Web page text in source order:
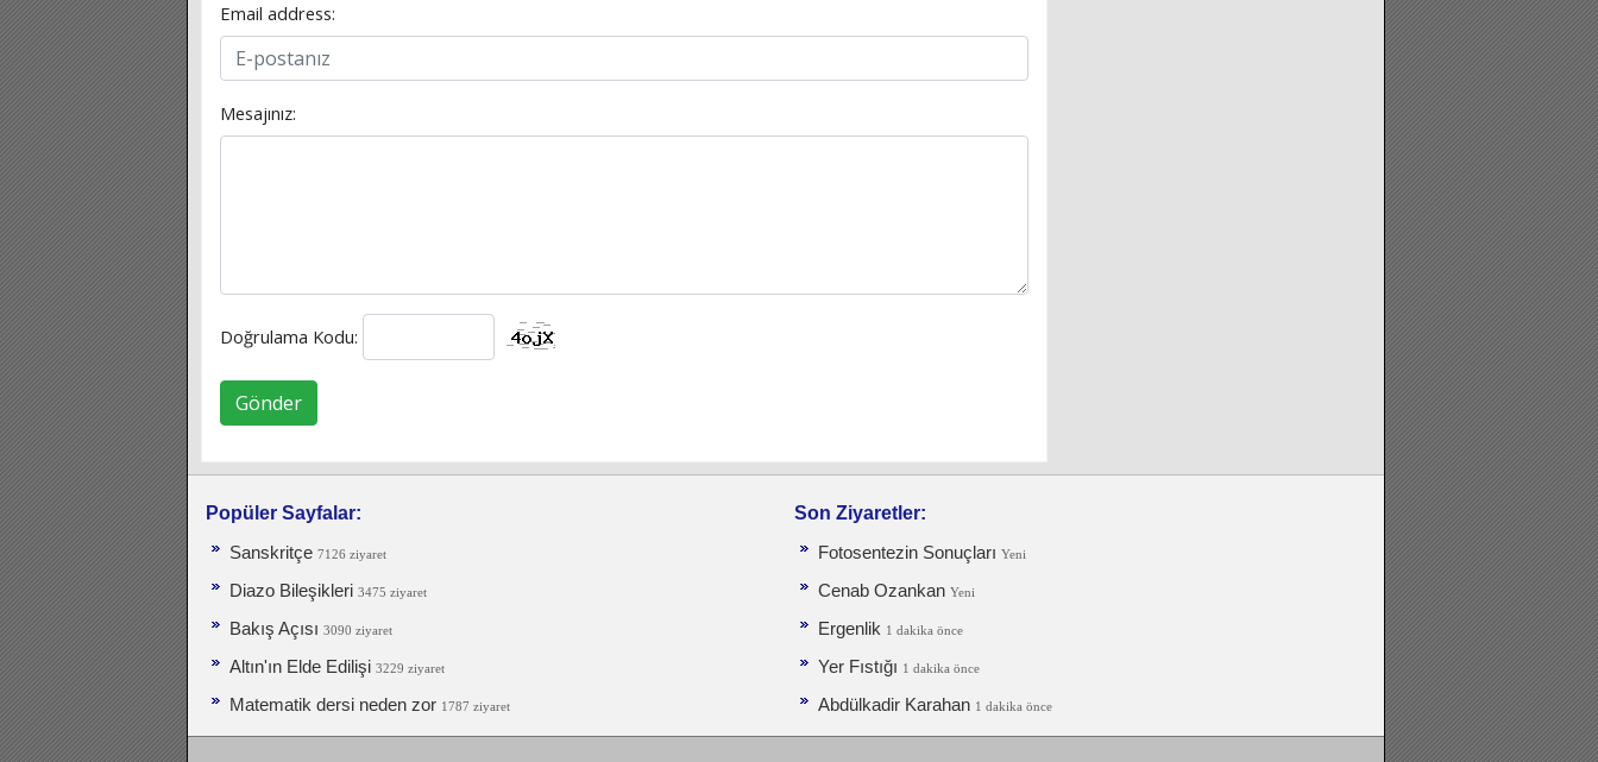
Email address:
Mesajınız:
Doğrulama Kodu:
Gönder
Popüler Sayfalar:
Sanskritçe 7126 ziyaret
Diazo Bileşikleri 3475 ziyaret
Bakış Açısı 3090 ziyaret
Altın'ın Elde Edilişi 3229 ziyaret
Matematik dersi neden zor 1787 ziyaret
Son Ziyaretler:
Fotosentezin Sonuçları Yeni
Cenab Ozankan Yeni
Ergenlik 1 dakika önce
Yer Fıstığı 1 dakika önce
Abdülkadir Karahan 1 dakika önce